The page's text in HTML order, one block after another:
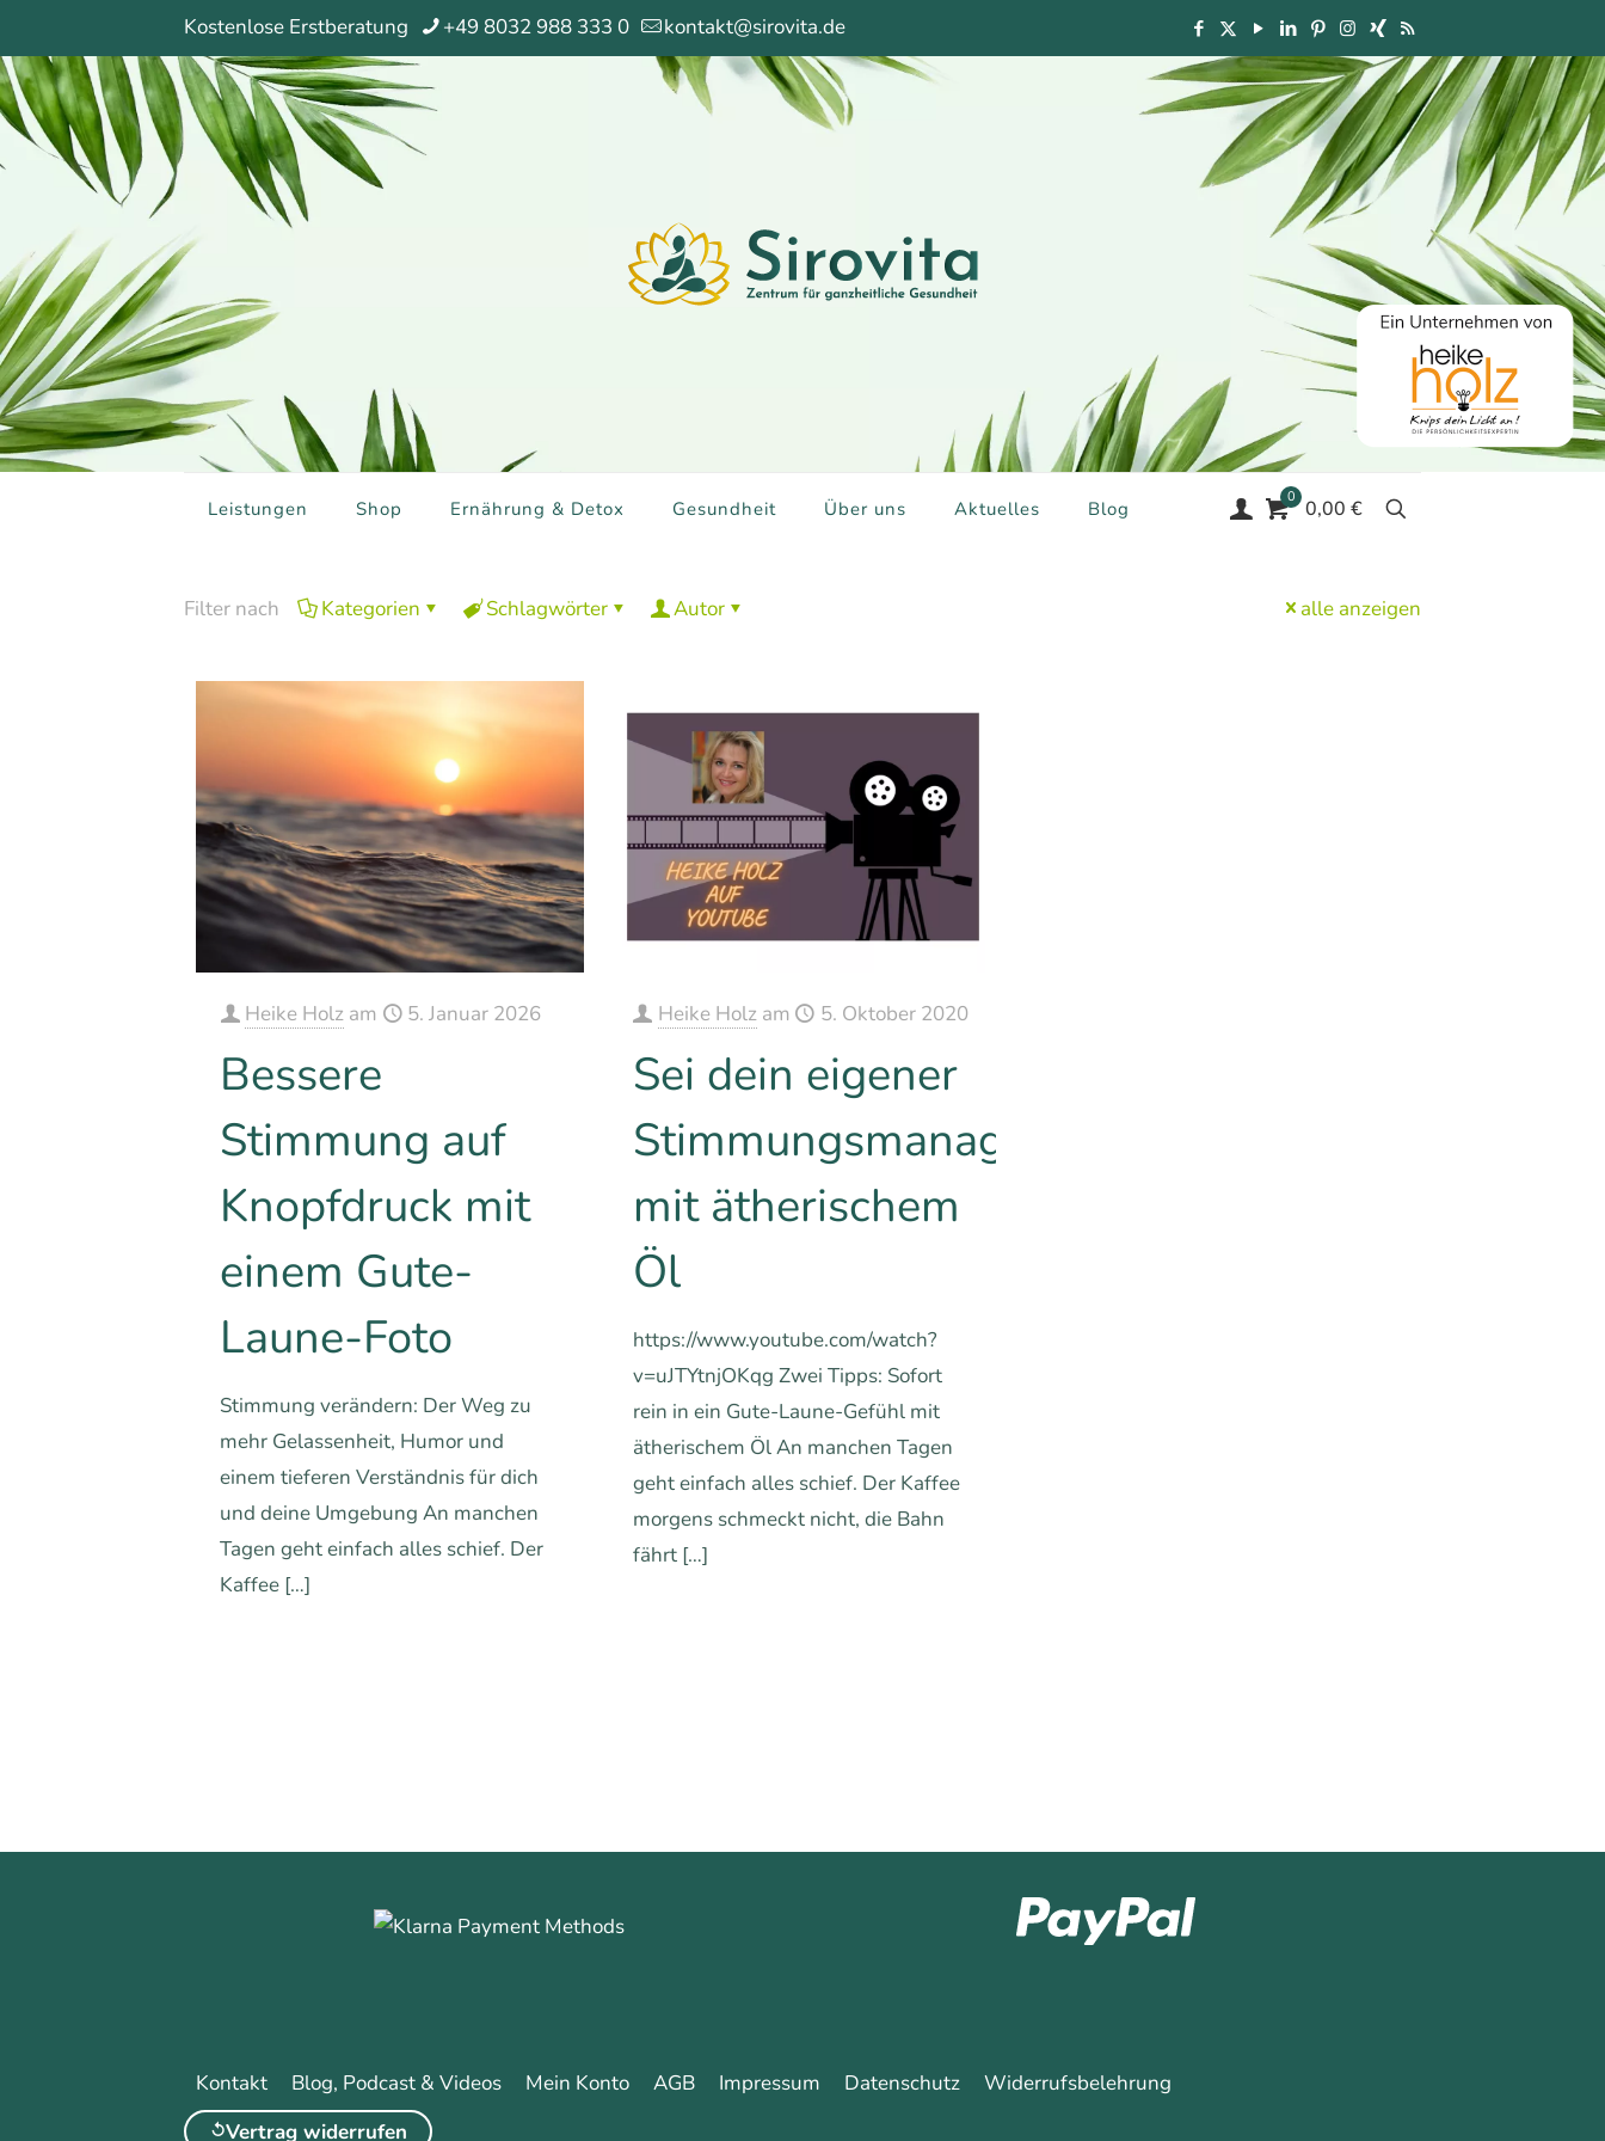
Kostenlose Erstberatung +49 8032 988 333 0 kontakt@sirovita.de
Leistungen Shop Ernährung & Detox Gesundheit Über uns Aktuelles Blog
0 0,00 €
Filter nach Kategorien Schlagwörter Autor alle anzeigen
Heike Holz am 5. Januar 2026
Bessere
Stimmung auf
Knopfdruck mit
einem Gute-
Laune-Foto
Stimmung verändern: Der Weg zu
mehr Gelassenheit, Humor und
einem tieferen Verständnis für dich
und deine Umgebung An manchen
Tagen geht einfach alles schief. Der
Kaffee […]
Heike Holz am 5. Oktober 2020
Sei dein eigener
Stimmungsmanager
mit ätherischem
Öl
https://www.youtube.com/watch?
v=uJTYtnjOKqg Zwei Tipps: Sofort
rein in ein Gute-Laune-Gefühl mit
ätherischem Öl An manchen Tagen
geht einfach alles schief. Der Kaffee
morgens schmeckt nicht, die Bahn
fährt[…]
Kontakt Blog, Podcast & Videos Mein Konto AGB Impressum Datenschutz
Widerrufsbelehrung
Vertrag widerrufen